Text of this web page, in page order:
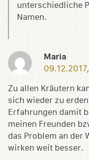
unterschiedliche
Namen.
Maria
Zu allen Kräutern
sich wieder zu
Erfahrungen damit
meinen Freunden
das Problem an der
wirken weit besser.